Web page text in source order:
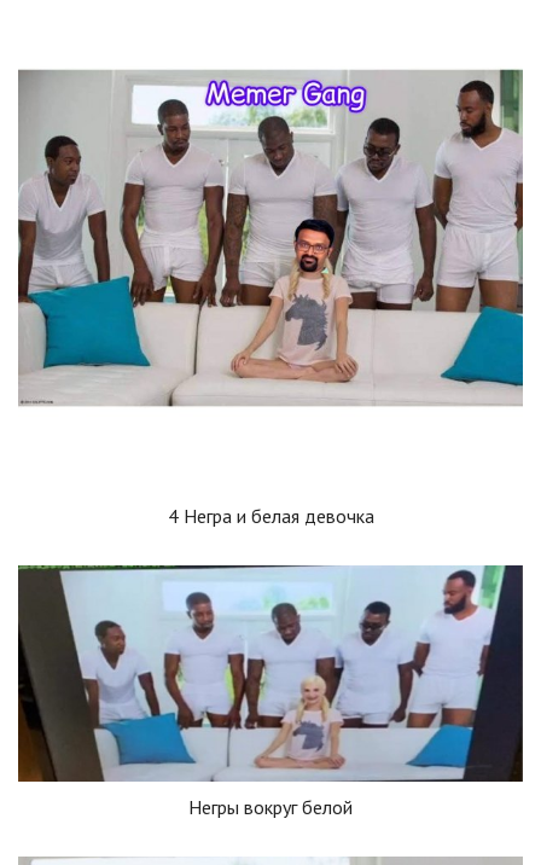
4 Негра и белая девочка
Негры вокруг белой